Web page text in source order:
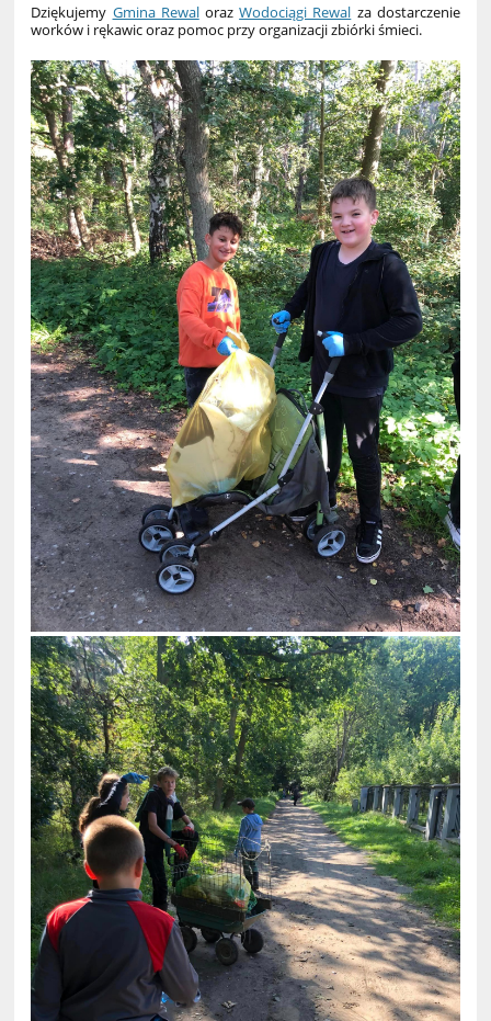
Dziękujemy Gmina RewalorazWodociągi Rewal za dostarczenie
worków i rękawic oraz pomoc przy organizacji zbiórki śmieci.